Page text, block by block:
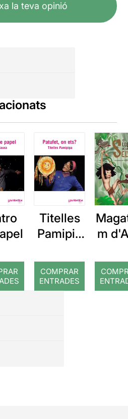
la teva opinió
Titelles
Pamipip
Patufet,
on ets?
COMPRAR
ENTRADES
m
de